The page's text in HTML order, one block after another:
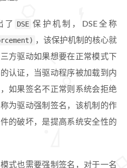
了 DSE 保护机制，DSE全称
，该保护机制的核心就
方驱动如果想要在正常模式下
认证，当驱动程序被加载到内
如果签名不正常则系统会拒绝
为驱动强制签名，该机制的作
的破坏，是提高系统安全性的
式也需要强制签名，对于一名